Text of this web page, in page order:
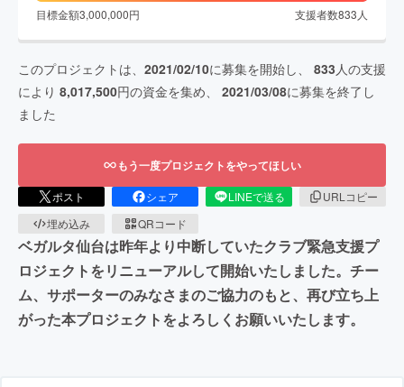
目標金額3,000,000円 支援者数833 人
このプロジェクトは、 2021/02/10に募集を開始し、 833 人の支援
により 8,017,500円の資金を集め、 2021/03/08に募集を終了し
ました
もう一度プロジェクトをやってほしい
ポスト シェア LINEで送る
URLコピー
埋め込み
QRコード
ベガルタ仙台は昨年より中断していたクラブ緊急支援プ
ロジェクトをリニューアルして開始いたしました。チー
ム、サポーターのみなさまのご協力のもと、再び立ち上
がった本プロジェクトをよろしくお願いいたします。